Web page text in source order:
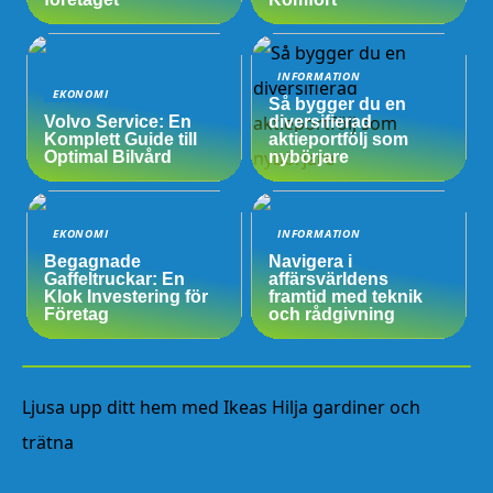
EKONOMI
Volvo Service: En
Komplett Guide till
Optimal Bilvård
INFORMATION
Så bygger du en
diversifierad
aktieportfölj som
nybörjare
EKONOMI
Begagnade
Gaffeltruckar: En
Klok Investering för
Företag
INFORMATION
Navigera i
affärsvärldens
framtid med teknik
och rådgivning
Ljusa upp ditt hem med Ikeas Hilja gardiner och
trätna